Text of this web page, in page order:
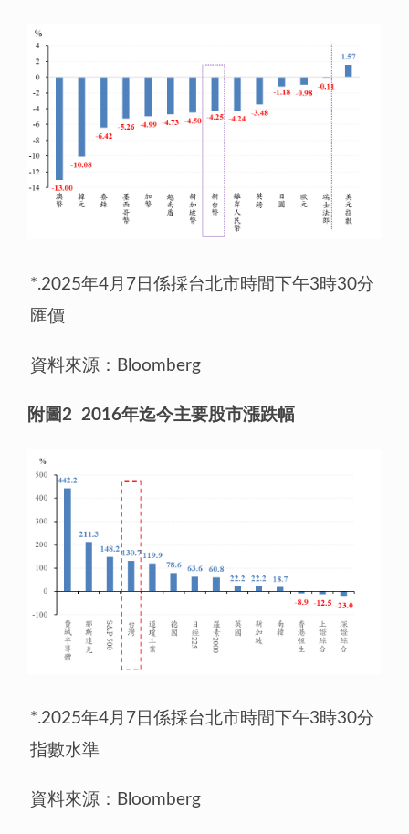
*.2025年4月7日係採台北市時間下午3時30分
匯價
資料來源：Bloomberg
附圖2 2016年迄今主要股市漲跌幅
*.2025年4月7日係採台北市時間下午3時30分
指數水準
資料來源：Bloomberg